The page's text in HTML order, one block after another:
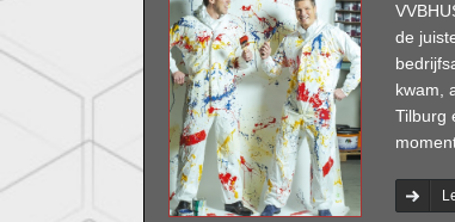
de
kwam,
Tilburg